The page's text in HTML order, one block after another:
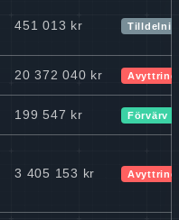
451 013 kr
20 372 040 kr Avyttring
199 547 kr Förvärv
3 405 153 kr Avyttring